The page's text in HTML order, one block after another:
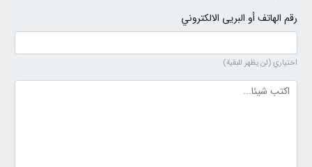
رقم الهاتف أو البريى الالكتروني
اختياري (لن يظهر للبقية)
نص التعليق